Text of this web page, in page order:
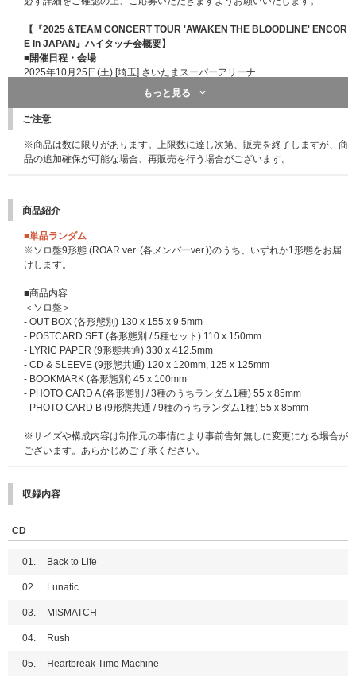
対象期間内にご応募ください｡
■応募スケジュール
ざいました。)
【2回目】2025年11月3日(月)11:00～11月11日(火)10:59 当落発表：11月1
※オフラインイベント愛知会場は2回目で最終応募になります。
【3回目】2025年11月11日(火)11:00～11月25日(火)10:59 当落発表：11月
【4回目】2025年11月25日(火)11:00～2026年1月13日(火)10:59 当落発
■メンバーオフラインイベント(各会場でメンバーに直接会えるイベントにご
参加いただけます)
①ミニトークステージ + メンバー個別トーク & ハイタッチ会
②ミニトークステージ + メンバー個別2ショット撮影会(スマートフォン使
用)
③メンバー全員プレミアムサイン会(ミニトーク & 撮影会)
④ミニトークステージ + メンバー全員お渡し会
※①、②はメンバー選択可能です。
※全会場で、特典会の内容は同じとなります。
※③、④はメンバー全員とお客様1名のグリーティングではございません。
【愛知】2025年11月23日(日・祝)
【京都】2025年12月7日(日)
す。
【神奈川】2026年2月11日(水・祝)
■メンバーオンラインイベント(オンライン上でサイン会やトーク会にご参加
※2025/10/24更新：メンバーオンラインイベントはK、JOは不参加予定と
＞で個別オンラインサイン会および個別オンライントーク会を実施させてい
※2025/11/27更新：メンバーオンラインイベントはK、JOのみ＜2026年3月
1日(日)＞の日程が＜2026年3月21日(土)＞に変更となりました。
【『2025 &TEAM CONCERT TOUR 'AWAKEN THE BLOODLINE' ENCOR
E in JAPAN』ハイタッチ会概要】
■開催日程・会場
2025年10月25日(土) [埼玉] さいたまスーパーアリーナ
2025年10月26日(日) [埼玉] さいたまスーパーアリーナ
■内容・注意事項
※本企画は、当選者本人のみをご招待いたします。受付時間など詳細は当選
者のみにご案内いたします。
※ハイタッチ会の実施は
日の状況により変更の可能性もございますのでご了承ください。各地、ご帰
宅の時間等ご確認いただき、ご当選した場合に参加可能な会場にご応募くだ
さい。
※ハイタッチ会の参加順は当日決定いたします。順番の希望はお受けできか
ねますのでご了承ください。
■イベント応募対象商品
&TEAM KR 1st Mini Album 'Back to Life'
Back to Life【3形態セット】【ハイタッチ会応募商品】
Back to Life【単品ランダム】【ハイタッチ会応募商品】
Back to Life (ROAR ver.)【9形態セット】【ハイタッチ会応募商品】
Back to Life (ROAR ver.)【単品ランダム】【ハイタッチ会応募商品】
Back to Life Photocard Box (Mini CD-R ver.)【ハイタッチ会応募商品】
※必ず「ハイタッチ会応募商品」を選択してご購入ください。その他の商品
をご購入いただく場合、抽選対象外になりますのでご注意ください。その他
の商品をご購入いただいても応募抽選の対象にはなりません。
■応募期間
【第1回】2025年9月9日(火)11:00～9月11日(木)10:59 →当選発表：9月1
【第2回】2025年9月11日(木)11:00～9月18日(木)10:59 →当選発表：9月
24日(水)18:00頃
※上記応募期間以外は応募対象商品をご購入いただけません。あらかじめご
※各回の締切間近などの時間帯によっては､ご購入応募画面に繋がりにくい
■応募方法/注意事項
もっと見る
ご注意
※商品は数に限りがあります。上限数に達し次第、販売を終了しますが、商
品の追加確保が可能な場合、再販売を行う場合がございます。
商品紹介
■単品ランダム
※ソロ盤9形態 (ROAR ver. (各メンバーver.))のうち、いずれか1形態をお届
けします。
■商品内容
＜ソロ盤＞
- OUT BOX (各形態別) 130 x 155 x 9.5mm
- POSTCARD SET (各形態別 / 5種セット) 110 x 150mm
- LYRIC PAPER (9形態共通) 330 x 412.5mm
- CD & SLEEVE (9形態共通) 120 x 120mm, 125 x 125mm
- BOOKMARK (各形態別) 45 x 100mm
- PHOTO CARD A (各形態別 / 3種のうちランダム1種) 55 x 85mm
- PHOTO CARD B (9形態共通 / 9種のうちランダム1種) 55 x 85mm
※サイズや構成内容は制作元の事情により事前告知無しに変更になる場合が
ございます。あらかじめご了承ください。
収録内容
CD
01. Back to Life
02. Lunatic
03. MISMATCH
04. Rush
05. Heartbreak Time Machine